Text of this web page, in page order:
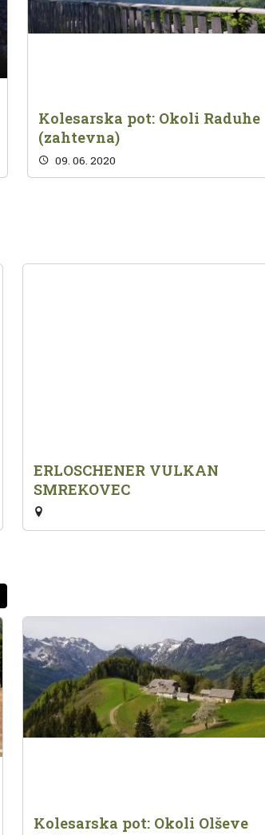
Kolesarska pot: Okoli Raduhe
(zahtevna)
09. 06. 2020
ERLOSCHENER VULKAN
SMREKOVEC
Kolesarska pot: Okoli Olševe